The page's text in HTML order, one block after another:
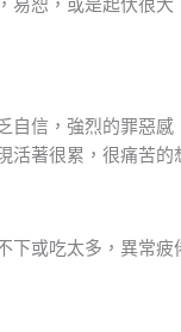
自信，強烈的罪惡感
活著很累，很痛苦的
下或吃太多，異常疲